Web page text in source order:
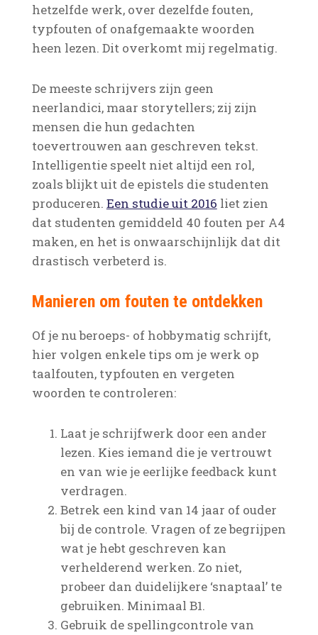
hetzelfde werk, over dezelfde fouten,
typfouten of onafgemaakte woorden
heen lezen. Dit overkomt mij regelmatig.
De meeste schrijvers zijn geen
neerlandici, maar storytellers; zij zijn
mensen die hun gedachten
toevertrouwen aan geschreven tekst.
Intelligentie speelt niet altijd een rol,
zoals blijkt uit de epistels die studenten
produceren. Een studie uit 2016 liet zien
dat studenten gemiddeld 40 fouten per A4
maken, en het is onwaarschijnlijk dat dit
drastisch verbeterd is.
Manieren om fouten te ontdekken
Of je nu beroeps- of hobbymatig schrijft,
hier volgen enkele tips om je werk op
taalfouten, typfouten en vergeten
woorden te controleren:
Laat je schrijfwerk door een ander
lezen. Kies iemand die je vertrouwt
en van wie je eerlijke feedback kunt
verdragen.
Betrek een kind van 14 jaar of ouder
bij de controle. Vragen of ze begrijpen
wat je hebt geschreven kan
verhelderend werken. Zo niet,
probeer dan duidelijkere ‘snaptaal’ te
gebruiken. Minimaal B1.
Gebruik de spellingcontrole van